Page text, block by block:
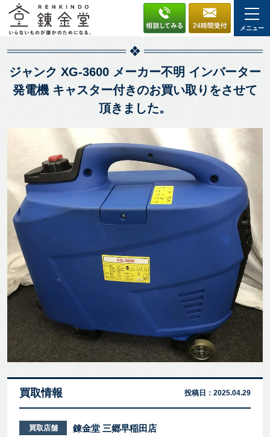
メニュー
ジャンク XG-3600 メーカー不明 インバーター
発電機 キャスター付きのお買い取りをさせて
頂きました。
買取情報 投稿日： 2025.04.29
買取店舗 錬金堂 三郷早稲田店